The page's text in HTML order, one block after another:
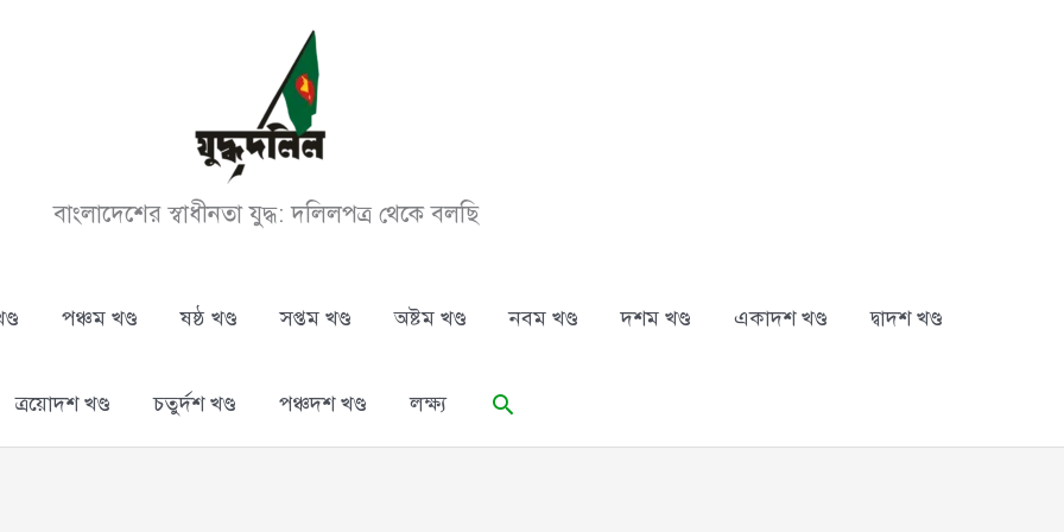
বাংলাদেশের স্বাধীনতা যুদ্ধ: দলিলপত্র থেকে বলছি
পঞ্চম খণ্ড ষষ্ঠ খণ্ড সপ্তম খণ্ড অষ্টম খণ্ড নবম খণ্ড দশম খণ্ড একাদশ খণ্ড দ্বাদশ খণ্ড
ত্রয়োদশ খণ্ড চতুর্দশ খণ্ড পঞ্চদশ খণ্ড লক্ষ্য Search